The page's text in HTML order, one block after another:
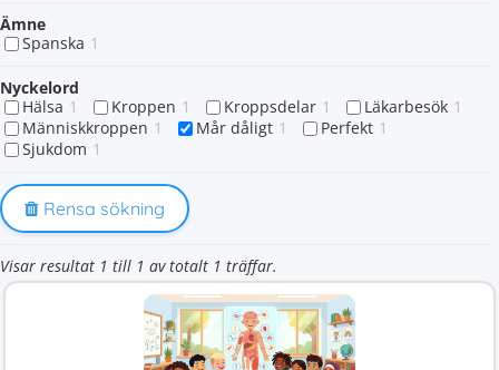
Ämne
Spanska 1
Nyckelord
Hälsa 1 Kroppen 1 Kroppsdelar 1 Läkarbesök 1
Människkroppen 1 Mår dåligt 1 Perfekt 1
Sjukdom 1
Rensa sökning
Visar resultat 1 till 1 av totalt 1 träffar.